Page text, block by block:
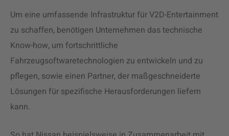
Um eine umfassende Infrastruktur für V2D-Entertainment
zu schaffen, benötigen Unternehmen das technische
Know-how, um fortschrittliche
Fahrzeugsoftwaretechnologien zu entwickeln und zu
pflegen, sowie einen Partner, der maßgeschneiderte
Lösungen für spezifische Herausforderungen liefern
kann.